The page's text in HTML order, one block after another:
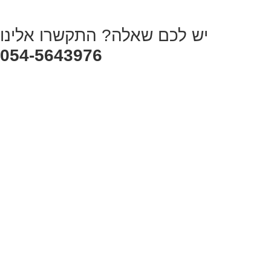
יש לכם שאלה? התקשרו אלינו
054-5643976